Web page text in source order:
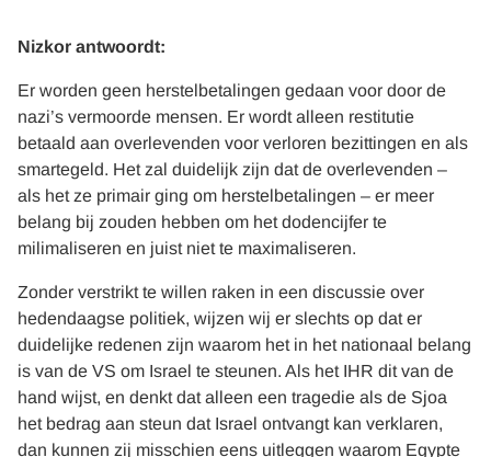
Nizkor antwoordt:
Er worden geen herstelbetalingen gedaan voor door de
nazi’s vermoorde mensen. Er wordt alleen restitutie
betaald aan overlevenden voor verloren bezittingen en als
smartegeld. Het zal duidelijk zijn dat de overlevenden –
als het ze primair ging om herstelbetalingen – er meer
belang bij zouden hebben om het dodencijfer te
milimaliseren en juist niet te maximaliseren.
Zonder verstrikt te willen raken in een discussie over
hedendaagse politiek, wijzen wij er slechts op dat er
duidelijke redenen zijn waarom het in het nationaal belang
is van de VS om Israel te steunen. Als het IHR dit van de
hand wijst, en denkt dat alleen een tragedie als de Sjoa
het bedrag aan steun dat Israel ontvangt kan verklaren,
dan kunnen zij misschien eens uitleggen waarom Egypte